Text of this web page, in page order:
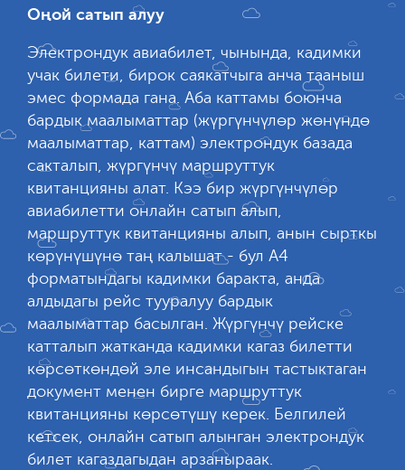
Оңой сатып алуу
Электрондук авиабилет, чынында, кадимки
учак билети, бирок саякатчыга анча тааныш
эмес формада гана. Аба каттамы боюнча
бардык маалыматтар (жүргүнчүлөр жөнүндө
маалыматтар, каттам) электрондук базада
сакталып, жүргүнчү маршруттук
квитанцияны алат. Кээ бир жүргүнчүлөр
авиабилетти онлайн сатып алып,
маршруттук квитанцияны алып, анын сырткы
көрүнүшүнө таң калышат - бул А4
форматындагы кадимки баракта, анда
алдыдагы рейс тууралуу бардык
маалыматтар басылган. Жүргүнчү рейске
катталып жатканда кадимки кагаз билетти
көрсөткөндөй эле инсандыгын тастыктаган
документ менен бирге маршруттук
квитанцияны көрсөтүшү керек. Белгилей
кетсек, онлайн сатып алынган электрондук
билет кагаздагыдан арзаныраак.